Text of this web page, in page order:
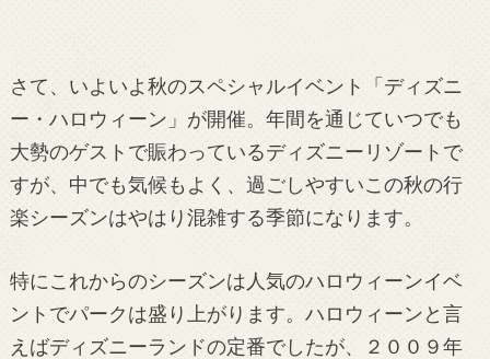
さて、いよいよ秋のスペシャルイベント「ディズニ
ー・ハロウィーン」が開催。年間を通じていつでも
大勢のゲストで賑わっているディズニーリゾートで
すが、中でも気候もよく、過ごしやすいこの秋の行
楽シーズンはやはり混雑する季節になります。
特にこれからのシーズンは人気のハロウィーンイベ
ントでパークは盛り上がります。ハロウィーンと言
えばディズニーランドの定番でしたが、２００９年